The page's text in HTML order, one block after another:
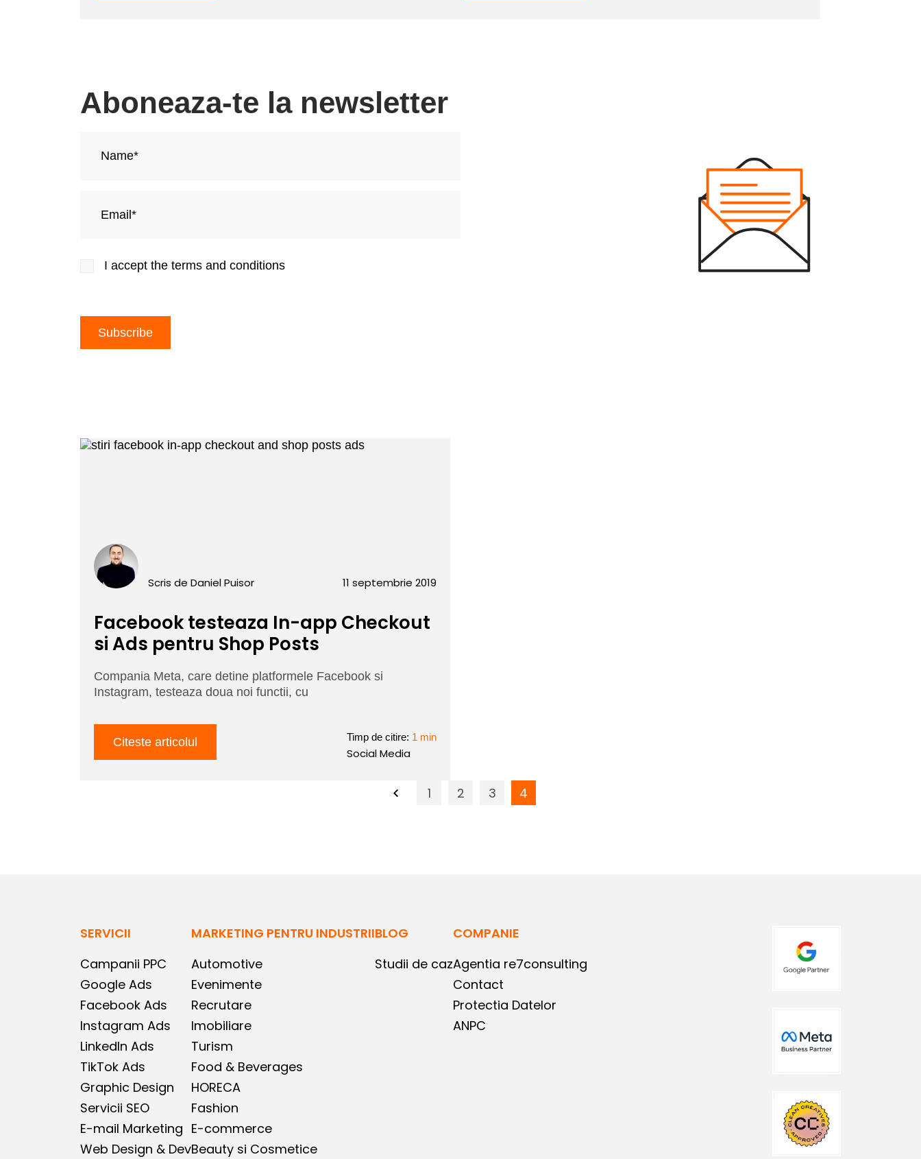
Aboneaza-te la newsletter
I accept the terms and conditions
Scris de Daniel Puisor 11 septembrie 2019
Facebook testeaza In-app Checkout
si Ads pentru Shop Posts
Compania Meta, care detine platformele Facebook si
Instagram, testeaza doua noi functii, cu
Citeste articolul Timp de citire: 1 min
Social Media
Page
1 Page
2 Page
3 Page
4
SERVICII
Campanii PPC
Google Ads
Facebook Ads
Instagram Ads
LinkedIn Ads
TikTok Ads
Graphic Design
Servicii SEO
E-mail Marketing
Web Design & Dev
MARKETING PENTRU INDUSTRII
Automotive
Evenimente
Recrutare
Imobiliare
Turism
Food & Beverages
HORECA
Fashion
E-commerce
Beauty si Cosmetice
BLOG
Studii de caz
COMPANIE
Agentia re7consulting
Contact
Protectia Datelor
ANPC